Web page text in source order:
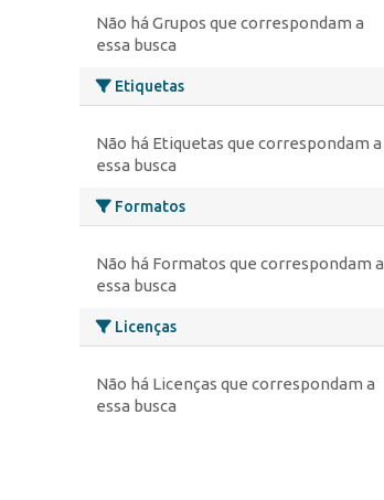
Não há Grupos que correspondam a
essa busca
Etiquetas
Não há Etiquetas que correspondam a
essa busca
Formatos
Não há Formatos que correspondam a
essa busca
Licenças
Não há Licenças que correspondam a
essa busca